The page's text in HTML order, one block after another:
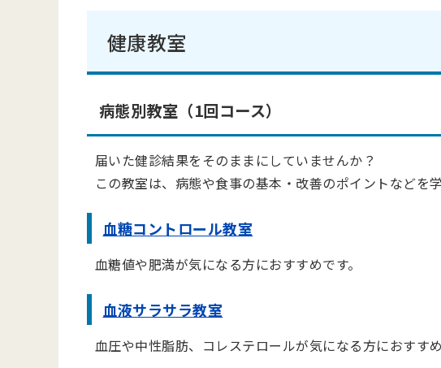
健康教室
病態別教室（1回コース）
届いた健診結果をそのままにしていませんか？
この教室は、病態や食事の基本・改善のポイントなどを
血糖コントロール教室
血糖値や肥満が気になる方におすすめです。
血液サラサラ教室
血圧や中性脂肪、コレステロールが気になる方におすすめ